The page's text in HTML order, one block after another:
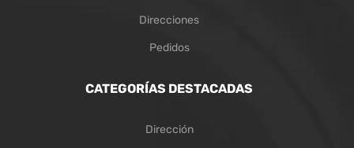
Direcciones
Pedidos
CATEGORÍAS DESTACADAS
Dirección